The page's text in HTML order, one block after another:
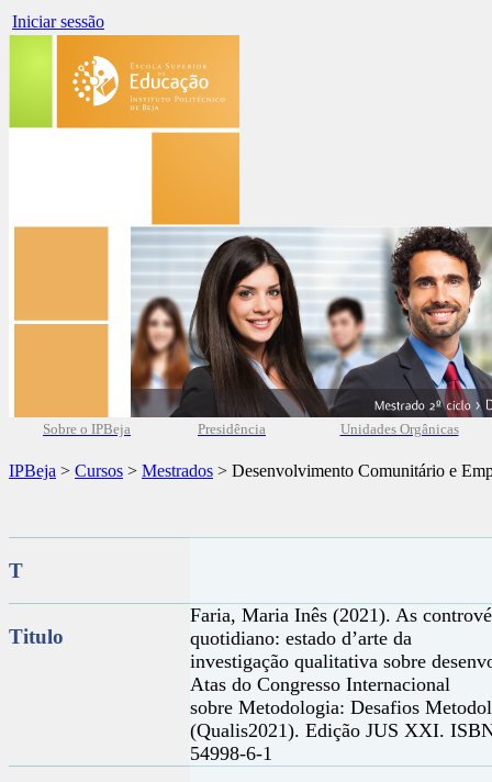
Iniciar sessão
Sobre o IPBeja Presidência Unidades Orgânicas
IPBeja > Cursos > Mestrados > Desenvolvimento Comunitário e
T
Titulo
Faria, Maria Inês (2021). As
quotidiano: estado d’arte da
investigação qualitativa sobre
Atas do Congresso Internacional
sobre Metodologia: Desafios
(Qualis2021). Edição JUS XXI.
54998-6-1